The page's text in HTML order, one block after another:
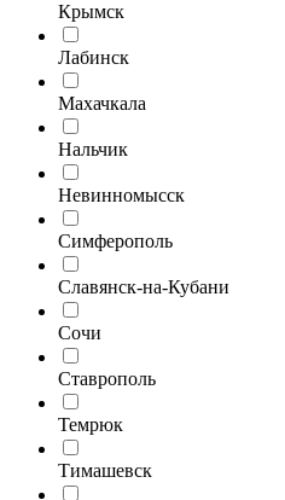
Крымск
Лабинск
Махачкала
Нальчик
Невинномысск
Симферополь
Славянск-на-Кубани
Сочи
Ставрополь
Темрюк
Тимашевск